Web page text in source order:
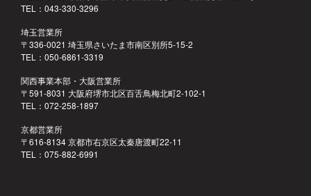
TEL：043-330-3296
埼玉営業所
〒336-0021 埼玉県さいたま市南区別所5-15-2
TEL：050-6861-3319
関西事業本部・大阪営業所
〒591-8031 大阪府堺市北区百舌鳥梅北町2-102-1
TEL：072-258-1897
京都営業所
〒616-8134 京都市右京区太秦唐渡町22-11
TEL：075-882-6991